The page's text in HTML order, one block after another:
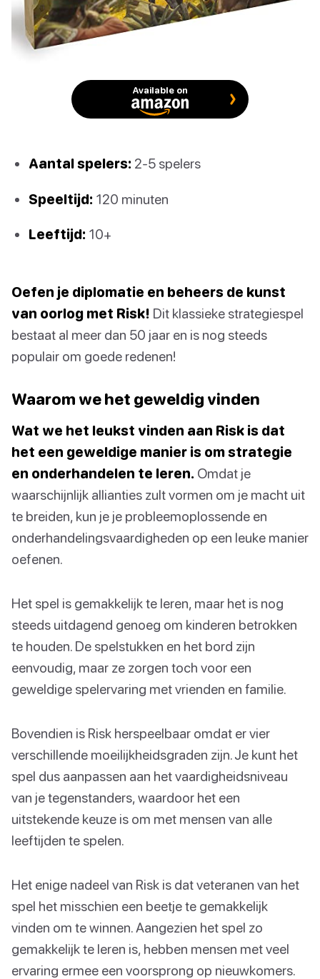
Available on
Aantal spelers: 2-5 spelers
Speeltijd: 120 minuten
Leeftijd: 10+
Oefen je diplomatie en beheers de kunst
van oorlog met Risk! Dit klassieke strategiespel
bestaat al meer dan 50 jaar en is nog steeds
populair om goede redenen!
Waarom we het geweldig vinden
Wat we het leukst vinden aan Risk is dat
het een geweldige manier is om strategie
en onderhandelen te leren. Omdat je
waarschijnlijk allianties zult vormen om je macht uit
te breiden, kun je je probleemoplossende en
onderhandelingsvaardigheden op een leuke manier
oefenen.
Het spel is gemakkelijk te leren, maar het is nog
steeds uitdagend genoeg om kinderen betrokken
te houden. De spelstukken en het bord zijn
eenvoudig, maar ze zorgen toch voor een
geweldige spelervaring met vrienden en familie.
Bovendien is Risk herspeelbaar omdat er vier
verschillende moeilijkheidsgraden zijn. Je kunt het
spel dus aanpassen aan het vaardigheidsniveau
van je tegenstanders, waardoor het een
uitstekende keuze is om met mensen van alle
leeftijden te spelen.
Het enige nadeel van Risk is dat veteranen van het
spel het misschien een beetje te gemakkelijk
vinden om te winnen. Aangezien het spel zo
gemakkelijk te leren is, hebben mensen met veel
ervaring ermee een voorsprong op nieuwkomers.